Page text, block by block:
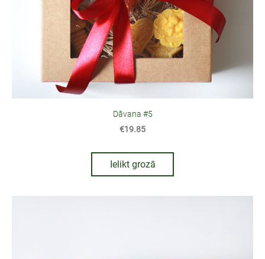
Dāvana #5
€19.85
Ielikt grozā